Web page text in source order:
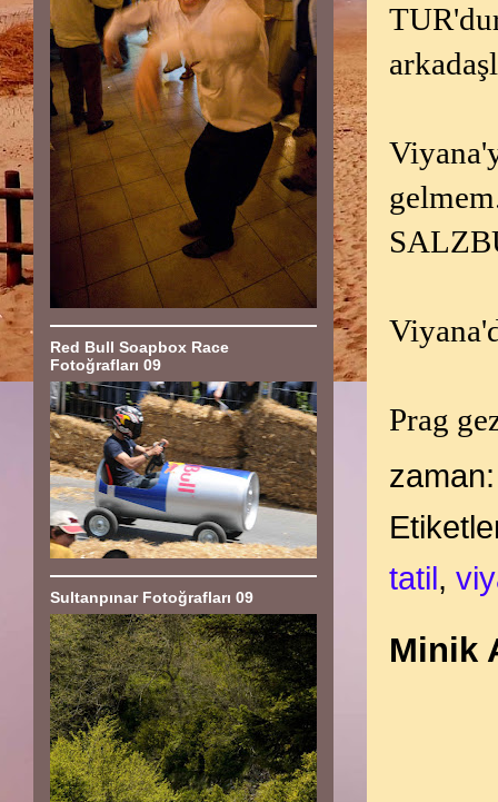
Prag
tatil,
Minik
Red Bull Soapbox Race
Fotoğrafları 09
Sultanpınar Fotoğrafları 09